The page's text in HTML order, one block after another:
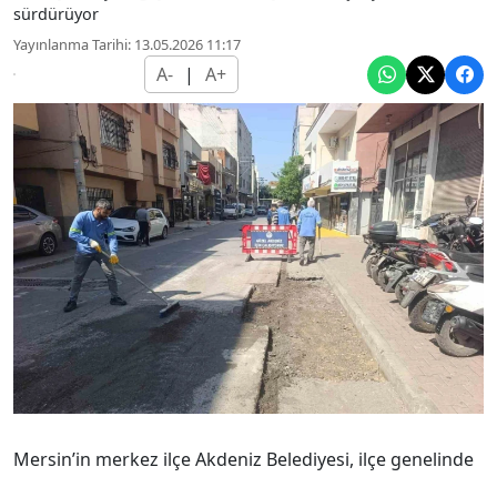
sürdürüyor
Yayınlanma Tarihi: 13.05.2026 11:17
A- | A+
Mersin’in merkez ilçe Akdeniz Belediyesi, ilçe genelinde